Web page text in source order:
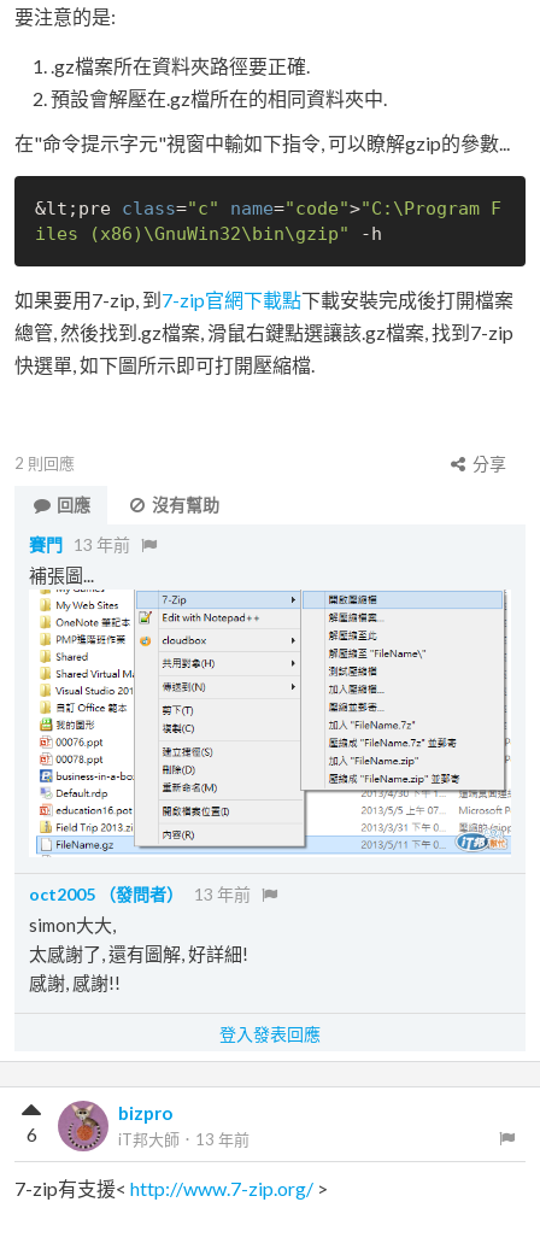
要注意的是:
.gz檔案所在資料夾路徑要正確.
預設會解壓在.gz檔所在的相同資料夾中.
在"命令提示字元"視窗中輸如下指令, 可以瞭解gzip的參數...
&lt;pre class="c" name="code">"C:\Program F
iles (x86)\GnuWin32\bin\gzip"
如果要用7-zip, 到 7-zip官網下載點下載安裝完成後打開檔案
總管, 然後找到.gz檔案, 滑鼠右鍵點選讓該.gz檔案, 找到7-zip
快選單, 如下圖所示即可打開壓縮檔.
2 則回應
分享
回應
沒有幫助
賽門
13 年前
補張圖...
oct2005 （發問者） 13 年前
simon大大,
太感謝了, 還有圖解, 好詳細!
感謝, 感謝!!
登入發表回應
bizpro
iT邦大師 ． 13 年前
6
7-zip有支援< http://www.7-zip.org/ >